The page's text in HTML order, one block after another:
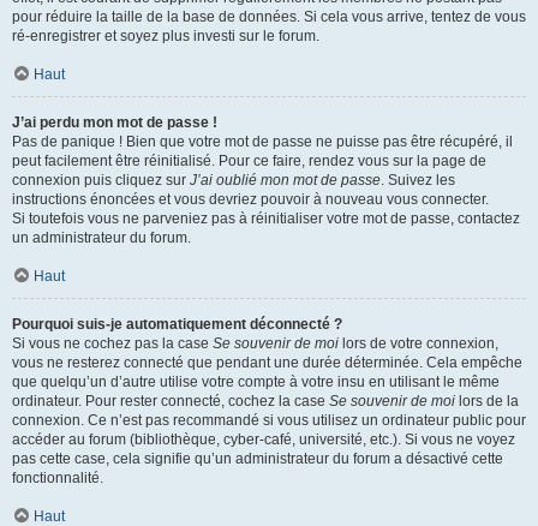
pour réduire la taille de la base de données. Si cela vous arrive, tentez de vous
ré-enregistrer et soyez plus investi sur le forum.
Haut
J’ai perdu mon mot de passe !
Pas de panique ! Bien que votre mot de passe ne puisse pas être récupéré, il
peut facilement être réinitialisé. Pour ce faire, rendez vous sur la page de
connexion puis cliquez sur J’ai oublié mon mot de passe. Suivez les
instructions énoncées et vous devriez pouvoir à nouveau vous connecter.
Si toutefois vous ne parveniez pas à réinitialiser votre mot de passe, contactez
un administrateur du forum.
Haut
Pourquoi suis-je automatiquement déconnecté ?
Si vous ne cochez pas la case Se souvenir de moi lors de votre connexion,
vous ne resterez connecté que pendant une durée déterminée. Cela empêche
que quelqu’un d’autre utilise votre compte à votre insu en utilisant le même
ordinateur. Pour rester connecté, cochez la case Se souvenir de moi lors de la
connexion. Ce n’est pas recommandé si vous utilisez un ordinateur public pour
accéder au forum (bibliothèque, cyber-café, université, etc.). Si vous ne voyez
pas cette case, cela signifie qu’un administrateur du forum a désactivé cette
fonctionnalité.
Haut